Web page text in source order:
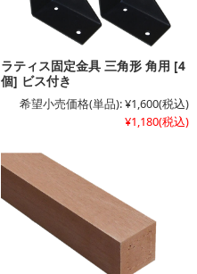
ラティス固定金具 三角形 角用 [4
個] ビス付き
希望小売価格(単品):¥1,600(税込)
¥1,180(税込)